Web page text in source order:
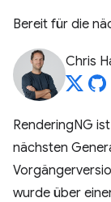
Bereit für die
Chris
RenderingNG
nächsten
wurde über